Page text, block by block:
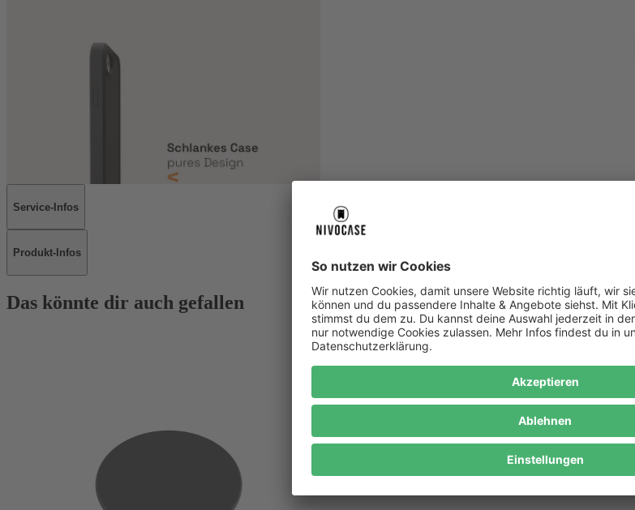
Service-Infos
Produkt-Infos
Das könnte dir auch gefallen